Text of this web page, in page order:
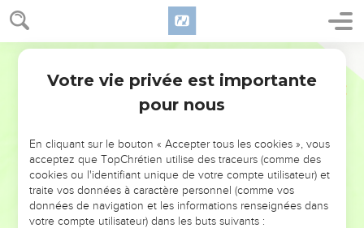
NE MANQUEZ PAS L’ÉVÉNEMENT
DE L’ANNÉE !
ET SI LEURS ERREURS POUVAIENT VOUS ÉVITER LES
VOTRES ?
Votre vie privée est importante
pour nous
En cliquant sur le bouton « Accepter tous les cookies », vous
acceptez que TopChrétien utilise des traceurs (comme des
cookies ou l'identifiant unique de votre compte utilisateur) et
traite vos données à caractère personnel (comme vos
données de navigation et les informations renseignées dans
votre compte utilisateur) dans les buts suivants :